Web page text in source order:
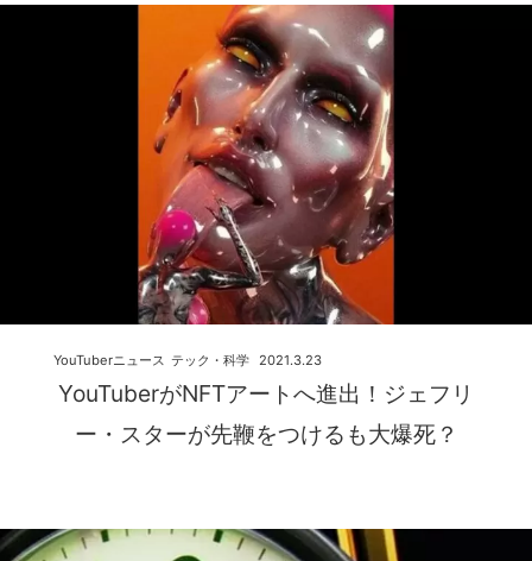
YouTuberがNFTアートへ進出！ジェフリ
ー・スターが先鞭をつけるも大爆死？
2021.3.23
YouTuberニュース テック・科学